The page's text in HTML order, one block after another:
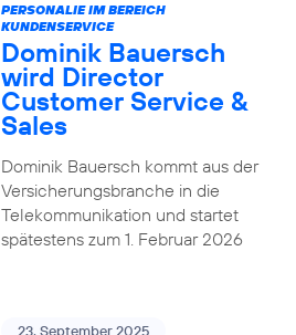
PERSONALIE IM BEREICH
KUNDENSERVICE
Dominik Bauersch
wird Director
Customer Service &
Sales
Dominik Bauersch kommt aus der
Versicherungsbranche in die
Telekommunikation und startet
spätestens zum 1. Februar 2026
23. September 2025